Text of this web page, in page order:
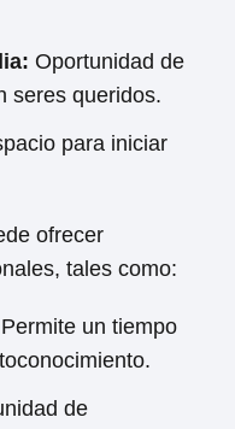
Oportunidad de
seres queridos.
para iniciar
ofrecer
tales como:
Permite un tiempo
de